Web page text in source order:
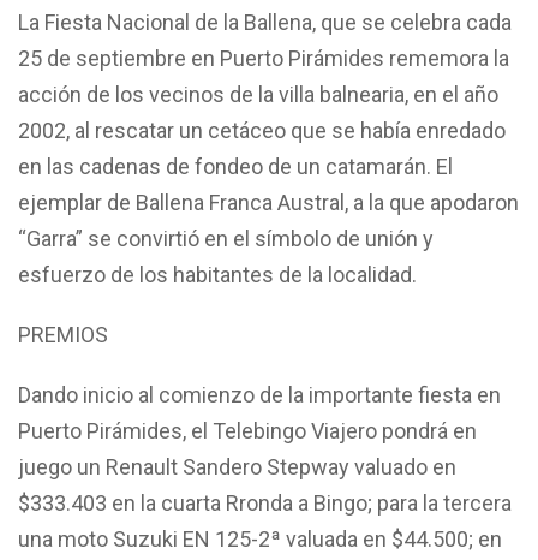
La Fiesta Nacional de la Ballena, que se celebra cada
25 de septiembre en Puerto Pirámides rememora la
acción de los vecinos de la villa balnearia, en el año
2002, al rescatar un cetáceo que se había enredado
en las cadenas de fondeo de un catamarán. El
ejemplar de Ballena Franca Austral, a la que apodaron
“Garra” se convirtió en el símbolo de unión y
esfuerzo de los habitantes de la localidad.
PREMIOS
Dando inicio al comienzo de la importante fiesta en
Puerto Pirámides, el Telebingo Viajero pondrá en
juego un Renault Sandero Stepway valuado en
$333.403 en la cuarta Rronda a Bingo; para la tercera
una moto Suzuki EN 125-2ª valuada en $44.500; en